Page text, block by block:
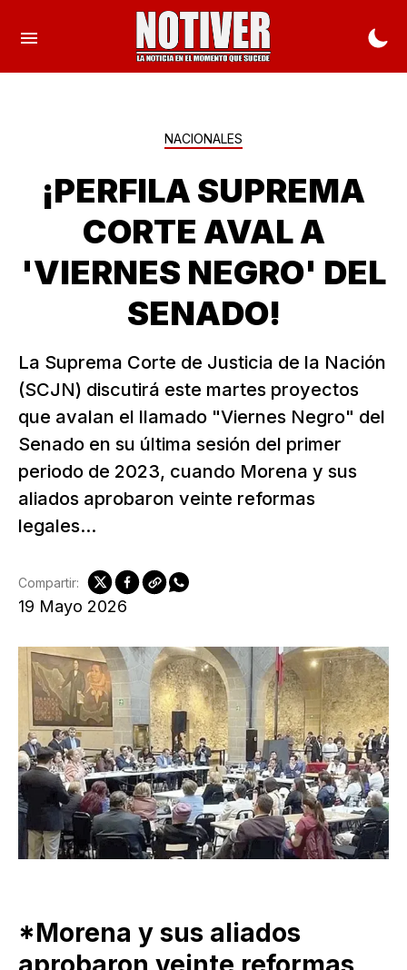
NACIONALES
¡PERFILA SUPREMA
CORTE AVAL A
'VIERNES NEGRO' DEL
SENADO!
La Suprema Corte de Justicia de la Nación
(SCJN) discutirá este martes proyectos
que avalan el llamado "Viernes Negro" del
Senado en su última sesión del primer
periodo de 2023, cuando Morena y sus
aliados aprobaron veinte reformas
legales...
19 Mayo 2026
Compartir:
*Morena y sus aliados